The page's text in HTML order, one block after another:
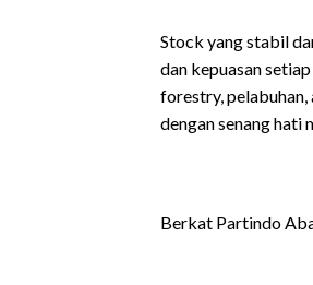
Stock yang stabil
dan kepuasan
forestry, pelabuhan,
dengan senang hati
Berkat Partindo